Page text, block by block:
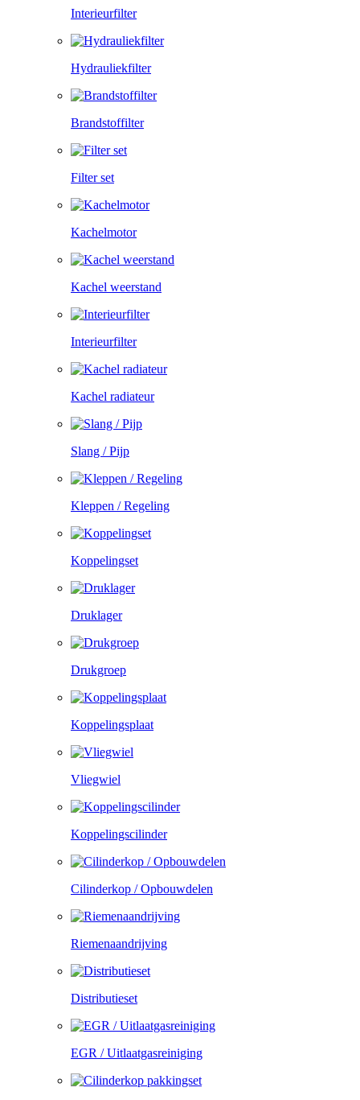
Interieurfilter
Hydrauliekfilter
Brandstoffilter
Filter set
Kachelmotor
Kachel weerstand
Interieurfilter
Kachel radiateur
Slang / Pijp
Kleppen / Regeling
Koppelingset
Druklager
Drukgroep
Koppelingsplaat
Vliegwiel
Koppelingscilinder
Cilinderkop / Opbouwdelen
Riemenaandrijving
Distributieset
EGR / Uitlaatgasreiniging